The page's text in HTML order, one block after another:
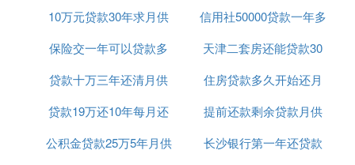
doublej,k,l;
while(a=='Y')
供多少
10万元贷款30年求月供
信用社50000贷款一年多
少利息是多少
保险交一年可以贷款多
少钱
天津二套房还能贷款30
年么
贷款十万三年还清月供
多少钱
住房贷款多久开始还月
供
贷款19万还10年每月还
款怎么算
提前还款剩余贷款月供
计算器
公积金贷款25万5年月供
长沙银行第一年还贷款